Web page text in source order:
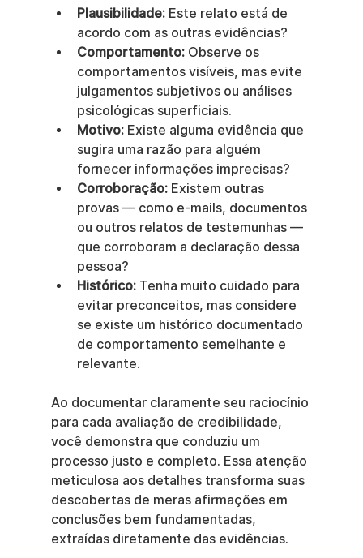
Plausibilidade: Este relato está de
acordo com as outras evidências?
Comportamento: Observe os
comportamentos visíveis, mas evite
julgamentos subjetivos ou análises
psicológicas superficiais.
Motivo: Existe alguma evidência que
sugira uma razão para alguém
fornecer informações imprecisas?
Corroboração: Existem outras
provas — como e-mails, documentos
ou outros relatos de testemunhas —
que corroboram a declaração dessa
pessoa?
Histórico: Tenha muito cuidado para
evitar preconceitos, mas considere
se existe um histórico documentado
de comportamento semelhante e
relevante.
Ao documentar claramente seu raciocínio
para cada avaliação de credibilidade,
você demonstra que conduziu um
processo justo e completo. Essa atenção
meticulosa aos detalhes transforma suas
descobertas de meras afirmações em
conclusões bem fundamentadas,
extraídas diretamente das evidências.